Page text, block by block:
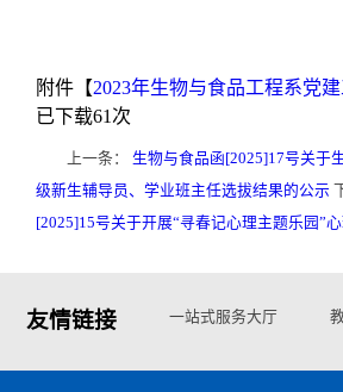
附件【2023年生物与食品工程系党
已下载61 次
上一条：
生物与食品函[2025]17号关于
级新生辅导员、学业班主任选拔结果的公示
[2025]15号关于开展“寻春记心理主题乐园”
友情链接 一站式服务大厅